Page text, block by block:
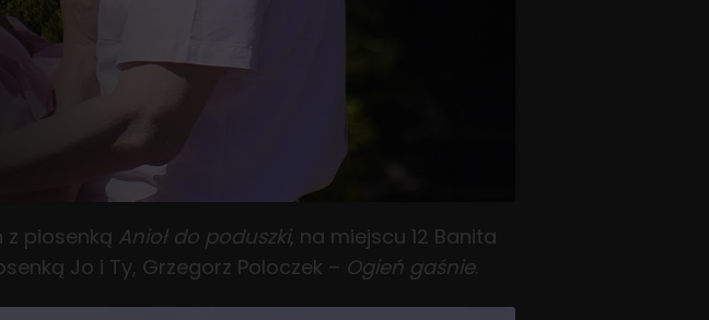
z piosenką Anioł do poduszki, na miejscu 12 Banita
Jo i Ty, Grzegorz Poloczek – Ogień gaśnie.